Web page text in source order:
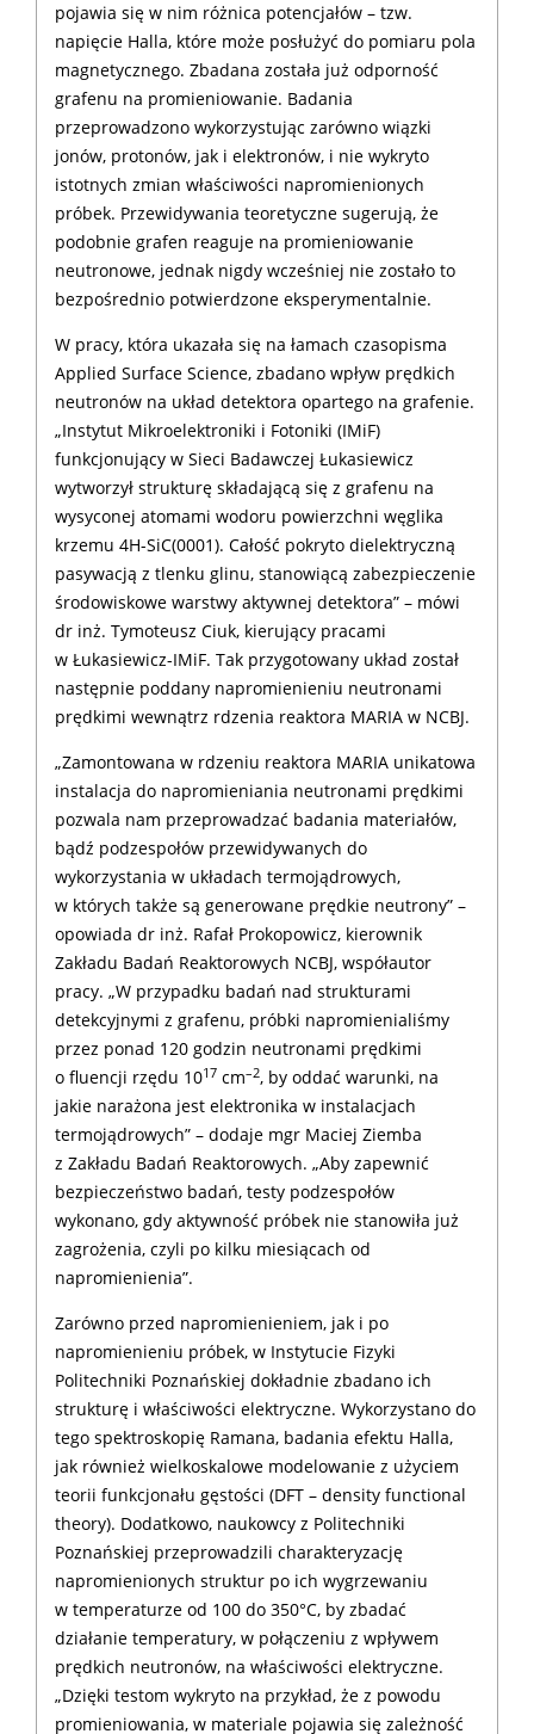
pojawia się w nim różnica potencjałów – tzw.
napięcie Halla, które może posłużyć do pomiaru pola
magnetycznego. Zbadana została już odporność
grafenu na promieniowanie. Badania
przeprowadzono wykorzystując zarówno wiązki
jonów, protonów, jak i elektronów, i nie wykryto
istotnych zmian właściwości napromienionych
próbek. Przewidywania teoretyczne sugerują, że
podobnie grafen reaguje na promieniowanie
neutronowe, jednak nigdy wcześniej nie zostało to
bezpośrednio potwierdzone eksperymentalnie.
W pracy, która ukazała się na łamach czasopisma
Applied Surface Science, zbadano wpływ prędkich
neutronów na układ detektora opartego na grafenie.
„Instytut Mikroelektroniki i Fotoniki (IMiF)
funkcjonujący w Sieci Badawczej Łukasiewicz
wytworzył strukturę składającą się z grafenu na
wysyconej atomami wodoru powierzchni węglika
krzemu 4H-SiC(0001). Całość pokryto dielektryczną
pasywacją z tlenku glinu, stanowiącą zabezpieczenie
środowiskowe warstwy aktywnej detektora” – mówi
dr inż. Tymoteusz Ciuk, kierujący pracami
w Łukasiewicz-IMiF. Tak przygotowany układ został
następnie poddany napromienieniu neutronami
prędkimi wewnątrz rdzenia reaktora MARIA w NCBJ.
„Zamontowana w rdzeniu reaktora MARIA unikatowa
instalacja do napromieniania neutronami prędkimi
pozwala nam przeprowadzać badania materiałów,
bądź podzespołów przewidywanych do
wykorzystania w układach termojądrowych,
w których także są generowane prędkie neutrony” –
opowiada dr inż. Rafał Prokopowicz, kierownik
Zakładu Badań Reaktorowych NCBJ, współautor
pracy. „W przypadku badań nad strukturami
detekcyjnymi z grafenu, próbki napromienialiśmy
przez ponad 120 godzin neutronami prędkimi
o fluencji rzędu 1017 cm–2, by oddać warunki, na
jakie narażona jest elektronika w instalacjach
termojądrowych” – dodaje mgr Maciej Ziemba
z Zakładu Badań Reaktorowych. „Aby zapewnić
bezpieczeństwo badań, testy podzespołów
wykonano, gdy aktywność próbek nie stanowiła już
zagrożenia, czyli po kilku miesiącach od
napromienienia”.
Zarówno przed napromienieniem, jak i po
napromienieniu próbek, w Instytucie Fizyki
Politechniki Poznańskiej dokładnie zbadano ich
strukturę i właściwości elektryczne. Wykorzystano do
tego spektroskopię Ramana, badania efektu Halla,
jak również wielkoskalowe modelowanie z użyciem
teorii funkcjonału gęstości (DFT – density functional
theory). Dodatkowo, naukowcy z Politechniki
Poznańskiej przeprowadzili charakteryzację
napromienionych struktur po ich wygrzewaniu
w temperaturze od 100 do 350°C, by zbadać
działanie temperatury, w połączeniu z wpływem
prędkich neutronów, na właściwości elektryczne.
„Dzięki testom wykryto na przykład, że z powodu
promieniowania, w materiale pojawia się zależność